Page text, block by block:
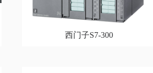
西门子S7-300